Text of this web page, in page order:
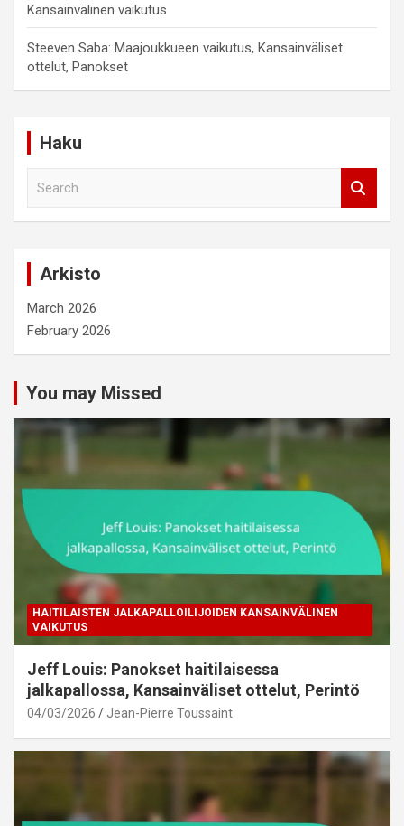
Kansainvälinen vaikutus
Steeven Saba: Maajoukkueen vaikutus, Kansainväliset
ottelut, Panokset
Haku
Arkisto
March 2026
February 2026
You may Missed
HAITILAISTEN JALKAPALLOILIJOIDEN KANSAINVÄLINEN
VAIKUTUS
Jeff Louis: Panokset haitilaisessa
jalkapallossa, Kansainväliset ottelut, Perintö
04/03/2026 Jean-Pierre Toussaint